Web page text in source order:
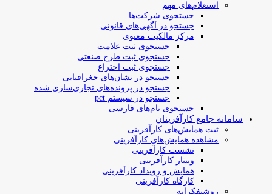
استعلام‌های مهم
جستجوی شرکت‌ها
جستجو در آگهی‌های قانونی
مرکز مالکیت معنوی
جستجوی ثبت علامت
جستجوی ثبت طرح صنعتی
جستجوی ثبت اختراع
جستجو در نشان‌های جغرافیایی
جستجو در پرونده‌های تجاری‌سازی شده
جستجو در سیستم pct
جستجوی نام‌های فارسی
سامانه جامع کارآفرینان
ثبت همایش‌های کارآفرینی
مشاهده همایش‌های کارآفرینی
نشست کارآفرینی
وبینار کارآفرینی
همایش و رویداد کارآفرینی
کارگاه کارآفرینی
روشنفکرانه